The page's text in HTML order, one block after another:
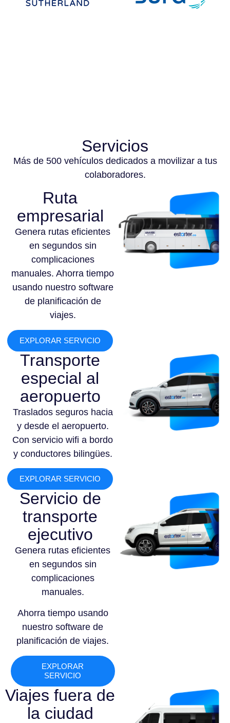
Servicios
Más de 500 vehículos dedicados a movilizar a tus
colaboradores.
Ruta
empresarial
Genera rutas eficientes
en segundos sin
complicaciones
manuales. Ahorra tiempo
usando nuestro software
de planificación de
viajes.
EXPLORAR SERVICIO
Transporte
especial al
aeropuerto
Traslados seguros hacia
y desde el aeropuerto.
Con servicio wifi a bordo
y conductores bilingües.
EXPLORAR SERVICIO
Servicio de
transporte
ejecutivo
Genera rutas eficientes
en segundos sin
complicaciones
manuales.
Ahorra tiempo usando
nuestro software de
planificación de viajes.
EXPLORAR
SERVICIO
Viajes fuera de
la ciudad